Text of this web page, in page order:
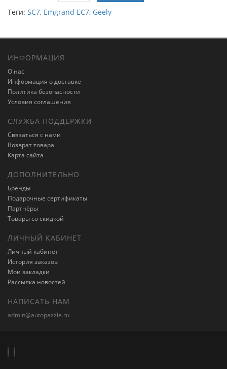
Теги: SC7, Emgrand EC7, Geely
ИНФОРМАЦИЯ
О нас
Информация о доставке
Политика безопасности
Условия соглашения
СЛУЖБА ПОДДЕРЖКИ
Связаться с нами
Возврат товара
Карта сайта
ДОПОЛНИТЕЛЬНО
Бренды
Подарочные сертификаты
Партнёры
Товары со скидкой
ЛИЧНЫЙ КАБИНЕТ
Личный кабинет
История заказов
Мои закладки
Рассылка новостей
НАПИСАТЬ НАМ
admin@autopazzle.ru